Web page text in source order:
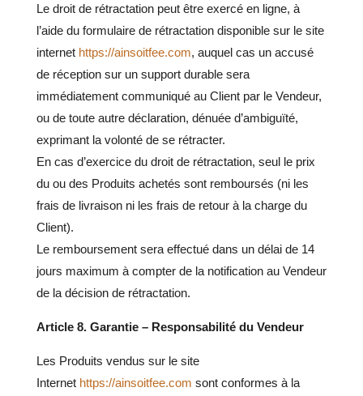
Le droit de rétractation peut être exercé en ligne, à
l’aide du formulaire de rétractation disponible sur le site
internet https://ainsoitfee.com, auquel cas un accusé
de réception sur un support durable sera
immédiatement communiqué au Client par le Vendeur,
ou de toute autre déclaration, dénuée d’ambiguïté,
exprimant la volonté de se rétracter.
En cas d’exercice du droit de rétractation, seul le prix
du ou des Produits achetés sont remboursés (ni les
frais de livraison ni les frais de retour à la charge du
Client).
Le remboursement sera effectué dans un délai de 14
jours maximum à compter de la notification au Vendeur
de la décision de rétractation.
Article 8. Garantie – Responsabilité du Vendeur
Les Produits vendus sur le site
Internet https://ainsoitfee.com sont conformes à la